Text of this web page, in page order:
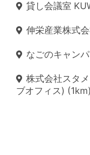
貸し会議室
伸栄産業株式
なごのキャン
株式会社スタ
ブオフィス) (1km)